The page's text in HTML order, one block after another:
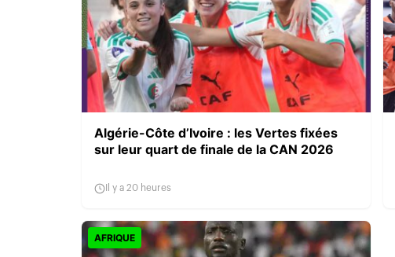
Algérie-Côte d’Ivoire : les Vertes fixées
sur leur quart de finale de la CAN 2026
Il y a 20 heures
AFRIQUE